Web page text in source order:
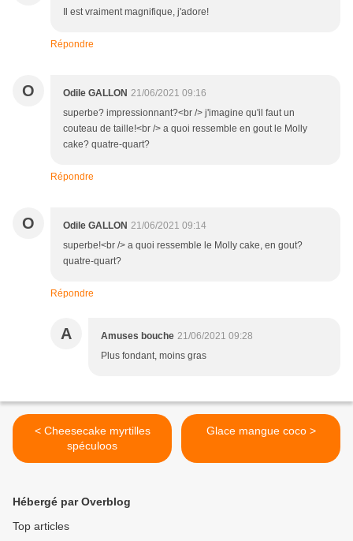
Il est vraiment magnifique, j'adore!
Répondre
O Odile GALLON 21/06/2021 09:16
superbe? impressionnant?<br /> j'imagine qu'il faut un
couteau de taille!<br /> a quoi ressemble en gout le Molly
cake? quatre-quart?
Répondre
O Odile GALLON 21/06/2021 09:14
superbe!<br /> a quoi ressemble le Molly cake, en gout?
quatre-quart?
Répondre
A Amuses bouche 21/06/2021 09:28
Plus fondant, moins gras
< Cheesecake myrtilles
spéculoos
Glace mangue coco >
Hébergé par Overblog
Top articles